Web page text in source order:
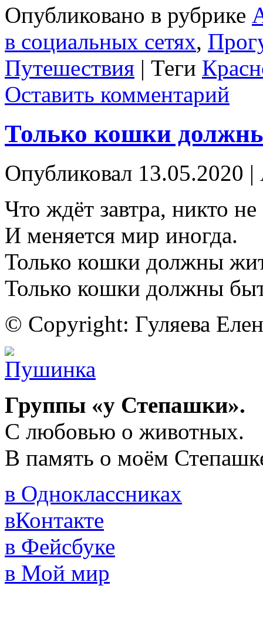
Опубликовано в рубрике
в социальных сетях,
Путешествия | Теги
Оставить комментарий
Только кошки
Опубликовал 13.05.2020 |
Что ждёт завтра, никто не
И меняется мир иногда.
Только кошки должны
Только кошки должны
© Copyright: Гуляева
Группы «у Степашки».
С любовью о животных.
В память о моём
в Одноклассниках
вКонтакте
в Фейсбуке
в Мой мир